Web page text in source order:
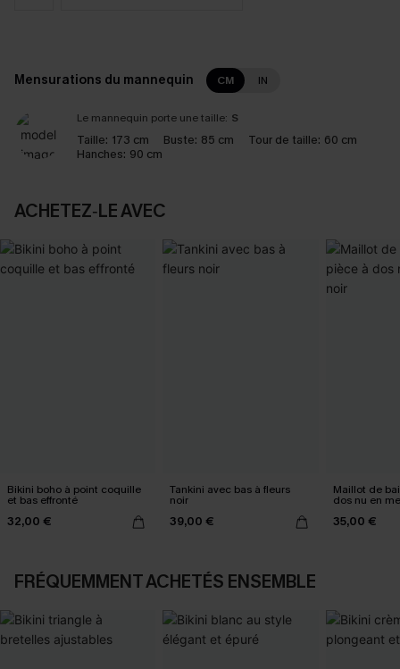
Mensurations du mannequin CM IN
Le mannequin porte une taille: S
Taille: 173 cm Buste: 85 cm Tour de taille: 60 cm
Hanches: 90 cm
ACHETEZ‑LE AVEC
Bikini boho à point coquille
et bas effronté
32,00 €
Tankini avec bas à fleurs
noir
39,00 €
Maillot de
dos nu en
35,00 €
FRÉQUEMMENT ACHETÉS ENSEMBLE